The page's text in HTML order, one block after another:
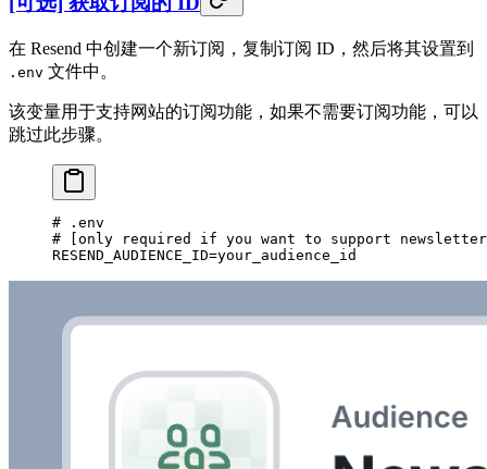
在 Resend 中创建一个新订阅，复制订阅 ID，然后将其设置到
.env 文件中。
该变量用于支持网站的订阅功能，如果不需要订阅功能，可以
跳过此步骤。
# .env
# [only required if you want to support
RESEND_AUDIENCE_ID=your_audience_id